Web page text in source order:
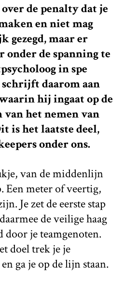
de penalty dat je
en niet mag
gezegd, maar er
onder de spanning te
in spe
daarom aan
hij ingaat op de
van het nemen van
is het laatste deel,
onder ons.
van de middenlijn
Een meter of veertig,
Je zet de eerste stap
de veilige haag
je teamgenoten.
doel trek je je
ga je op de lijn staan.